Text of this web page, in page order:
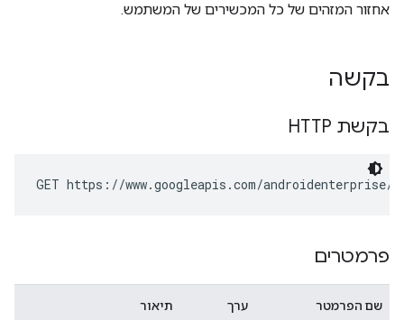
אחזור המזהים של כל המכשירים של המשתמש.
בקשה
בקשת HTTP
GET https://www.googleapis.com/androidenterprise/
פרמטרים
שם הפרמטר ערך תיאור